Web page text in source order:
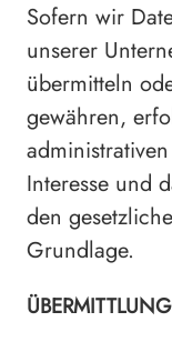
Sofern wir
unserer
übermitteln
gewähren,
Interesse und
den
Grundlage.